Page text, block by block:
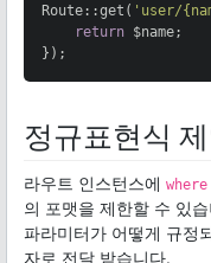
Route::get( 'user/
return $name;
});
정규표현식
라우트 인스턴스에 where
의 포맷을 제한할 수 있
파라미터가 어떻게 규정
자로 전달 받습니다.